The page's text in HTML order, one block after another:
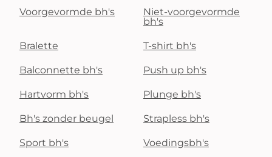
Voorgevormde bh's
Niet-voorgevormde
bh's
Bralette T-shirt bh's
Balconnette bh's Push up bh's
Hartvorm bh's Plunge bh's
Bh's zonder beugel Strapless bh's
Sport bh's Voedingsbh's